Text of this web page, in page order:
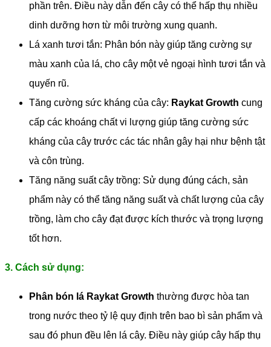
phần trên. Điều này dẫn đến cây có thể hấp thụ nhiều
dinh dưỡng hơn từ môi trường xung quanh.
Lá xanh tươi tắn: Phân bón này giúp tăng cường sự
màu xanh của lá, cho cây một vẻ ngoại hình tươi tắn và
quyến rũ.
Tăng cường sức kháng của cây: Raykat Growth cung
cấp các khoáng chất vi lượng giúp tăng cường sức
kháng của cây trước các tác nhân gây hại như bệnh tật
và côn trùng.
Tăng năng suất cây trồng: Sử dụng đúng cách, sản
phẩm này có thể tăng năng suất và chất lượng của cây
trồng, làm cho cây đạt được kích thước và trọng lượng
tốt hơn.
3. Cách sử dụng:
Phân bón lá Raykat Growth thường được hòa tan
trong nước theo tỷ lệ quy định trên bao bì sản phẩm và
sau đó phun đều lên lá cây. Điều này giúp cây hấp thụ